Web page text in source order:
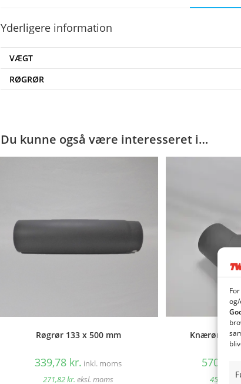
Yderligere information
VÆGT
RØGRØR
Du kunne også være interesseret i…
Røgrør 133 x 500 mm
339,78 kr. inkl. moms
271,82kr. eksl. moms
Knærør 90°
570,23
456,18